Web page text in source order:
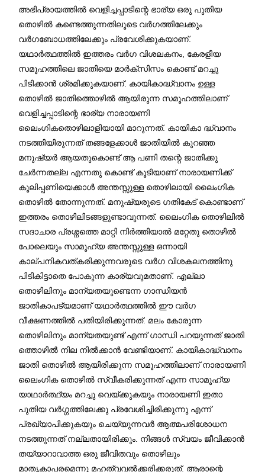
അഭിപ്രായത്തിൽ വെളിച്ചപ്പാടിന്റെ ഭാര്യ ഒരു പുതിയ
തൊഴിൽ കണ്ടെത്തുന്നതിലൂടെ വർഗത്തിലേക്കും
വർഗബോധത്തിലേക്കും പ്രവേശിക്കുകയാണ്.
യഥാർത്ഥത്തിൽ ഇത്തരം വര്‍ഗ വിശലകനം, കേരളീയ
സമൂഹത്തിലെ ജാതിയെ മാർക്സിസം കൊണ്ട് മറച്ചു
പിടിക്കാൻ ശ്രമിക്കുകയാണ്. കായികാദ്ധ്വാനം ഉള്ള
തൊഴിൽ ജാതിത്തൊഴിൽ ആയിരുന്ന സമൂഹത്തിലാണ്
വെളിച്ചപ്പാടിന്റെ ഭാര്യ നാരായണി
ലൈംഗികതൊഴിലാളിയായി മാറുന്നത്. കായികാ ദ്ധ്വാനം
നടത്തിയിരുന്നത് തങ്ങളേക്കാൾ ജാതിയിൽ കുറഞ്ഞ
മനുഷ്യർ ആയതുകൊണ്ട് ആ പണി തന്റെ ജാതിക്കു
ചേർന്നതല്ല എന്നതു കൊണ്ട് കൂടിയാണ് നാരായണിക്ക്
കൂലിപ്പണിയെക്കാൾ അന്തസ്സുള്ള തൊഴിലായി ലൈംഗിക
തൊഴിൽ തോന്നുന്നത്. മനുഷ്യരുടെ ഗതികേട് കൊണ്ടാണ്
ഇത്തരം തൊഴിലിടങ്ങളുണ്ടാവുന്നത്. ലൈംഗിക തൊഴിലിൽ
സദാചാര പ്രശ്നത്തെ മാറ്റി നിർത്തിയാൽ മറ്റേതു തൊഴിൽ
പോലെയും സാമൂഹ്യ അന്തസ്സുള്ള ഒന്നായി
കാല്പനികവത്കരിക്കുന്നവരുടെ വർഗ വിശകലനത്തിനു
പിടികിട്ടാതെ പോകുന്ന കാര്യവുമതാണ്. എല്ലാ
തൊഴിലിനും മാന്യതയുണ്ടെന്ന ഗാന്ധിയൻ
ജാതികാപട്യമാണ് യഥാര്‍ത്ഥത്തില്‍ ഈ വർഗ
വീക്ഷണത്തിൽ പതിയിരിക്കുന്നത്. മലം കോരുന്ന
തൊഴിലിനും മാന്യതയുണ്ട് എന്ന് ഗാന്ധി പറയുന്നത് ജാതി
ത്തൊഴിൽ നില നിൽക്കാൻ വേണ്ടിയാണ്. കായികാദ്ധ്വാനം
ജാതി തൊഴിൽ ആയിരിക്കുന്ന സമൂഹത്തിലാണ് നാരായണി
ലൈംഗിക തൊഴിൽ സ്വീകരിക്കുന്നത് എന്ന സാമൂഹ്യ
യാഥാർത്ഥ്യം മറച്ചു വെയ്ക്കുകയും നാരായണി ഇതാ
പുതിയ വർഗ്ഗത്തിലേക്കു പ്രവേശിച്ചിരിക്കുന്നു എന്ന്
പ്രഖ്യാപിക്കുകയും ചെയ്യുന്നവർ ആത്മപരിശോധന
നടത്തുന്നത് നല്ലതായിരിക്കും. നിങ്ങൾ സ്വയം ജീവിക്കാൻ
തയ്യാറാവാത്ത ഒരു ജീവിതവും തൊഴിലും
മാതൃകാപരമെന്നു മഹത്വവല്‍ക്കരിക്കരുത്. ആരാന്റെ